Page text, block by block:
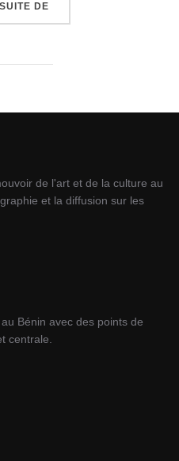
DE
de l'art et de la culture au
et la diffusion sur les
Bénin avec des points de
centrale.